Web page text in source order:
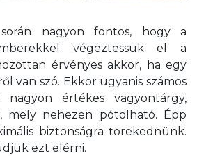
nagyon fontos, hogy a
végeztessük el a
érvényes akkor, ha egy
van szó. Ekkor ugyanis számos
nagyon értékes vagyontárgy,
mely nehezen pótolható. Épp
biztonságra törekednünk.
ezt elérni.